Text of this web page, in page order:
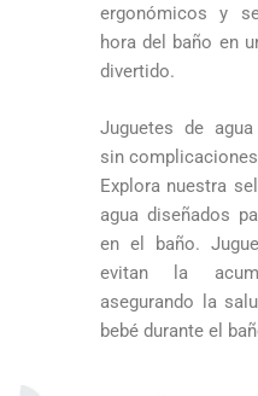
ergonómicos y
hora del baño en
divertido.
Juguetes de
sin complicaciones
Explora nuestra
agua diseñados
en el baño.
evitan la
asegurando la
bebé durante el